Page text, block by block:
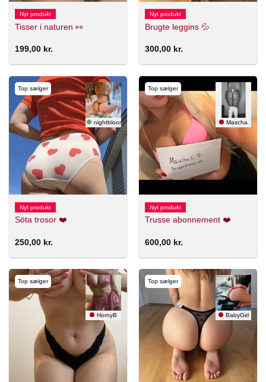
Nyt produkt
Tisser i naturen 👀
199,00 kr.
Nyt produkt
Brugte leggins 💦
300,00 kr.
Top sælger
nightbloom 🇸🇪
Nyt produkt
Söta trosor ❤️
250,00 kr.
Top sælger
Mascha
Nyt produkt
Trusse abonnement ❤️
600,00 kr.
Top sælger
HornyB
Top sælger
BabyGirl